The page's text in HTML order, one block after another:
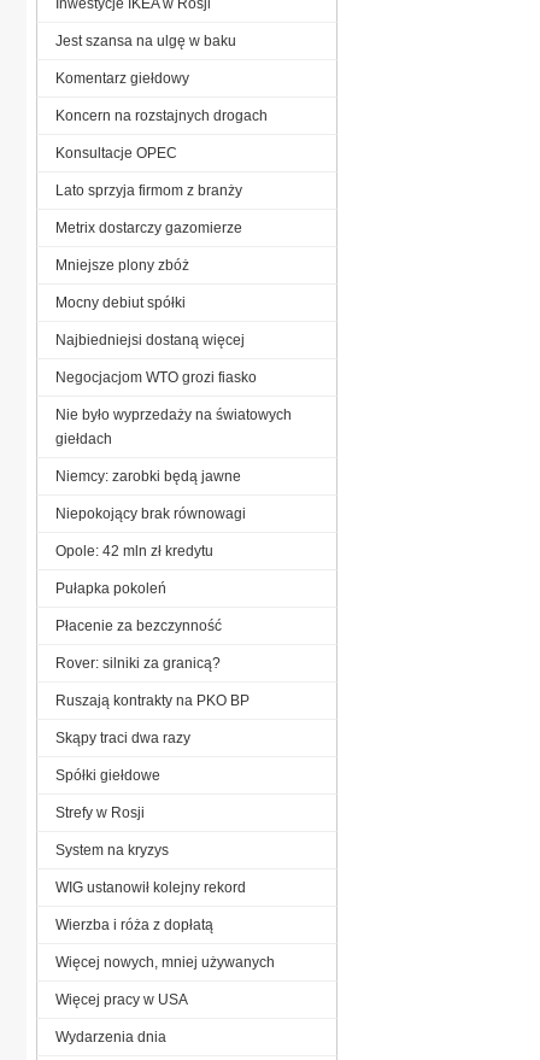
Jest szansa na ulgę w baku
Komentarz giełdowy
Koncern na rozstajnych drogach
Konsultacje OPEC
Lato sprzyja firmom z branży
Metrix dostarczy gazomierze
Mniejsze plony zbóż
Mocny debiut spółki
Najbiedniejsi dostaną więcej
Negocjacjom WTO grozi fiasko
Nie było wyprzedaży na światowych
giełdach
Niemcy: zarobki będą jawne
Niepokojący brak równowagi
Opole: 42 mln zł kredytu
Pułapka pokoleń
Płacenie za bezczynność
Rover: silniki za granicą?
Ruszają kontrakty na PKO BP
Skąpy traci dwa razy
Spółki giełdowe
Strefy w Rosji
System na kryzys
WIG ustanowił kolejny rekord
Wierzba i róża z dopłatą
Więcej nowych, mniej używanych
Więcej pracy w USA
Wydarzenia dnia